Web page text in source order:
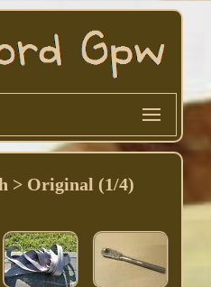
> Original (1/4)